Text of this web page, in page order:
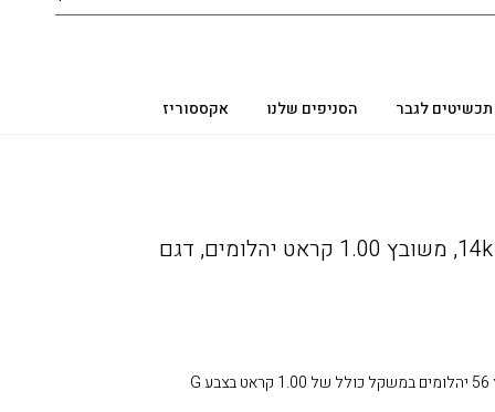
תכשיטים לגבר הסניפים שלנו אקססוריז
צמיד טניס יהלומים, זהב 14k, משובץ 1.00 קראט יהלומים, דגם
צמיד יהלומים טניס, זהב 14k,משובץ 56 יהלומים במשקל כולל של 1.00 קראט בצבע G